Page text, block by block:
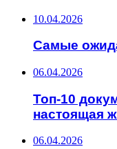
10.04.2026
Самые
06.04.2026
Топ-10
настоящая
06.04.2026